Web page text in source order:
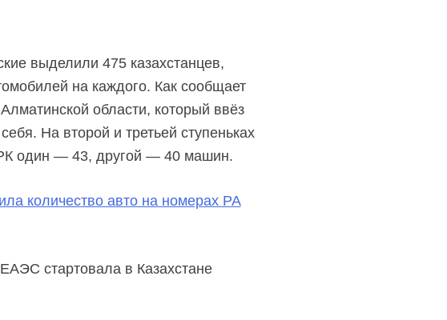
выделили 475 казахстанцев,
на каждого. Как сообщает
области, который ввёз
На второй и третьей ступеньках
один — 43, другой — 40 машин.
количество авто на номерах РА
стартовала в Казахстане